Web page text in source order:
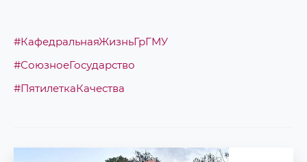
#КафедральнаяЖизньГрГМУ
#СоюзноеГосударство
#ПятилеткаКачества